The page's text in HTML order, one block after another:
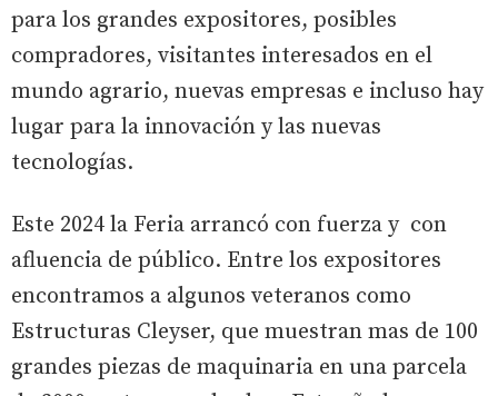
para los grandes expositores, posibles
compradores, visitantes interesados en el
mundo agrario, nuevas empresas e incluso hay
lugar para la innovación y las nuevas
tecnologías.
Este 2024 la Feria arrancó con fuerza y con
afluencia de público. Entre los expositores
encontramos a algunos veteranos como
Estructuras Cleyser, que muestran mas de 100
grandes piezas de maquinaria en una parcela